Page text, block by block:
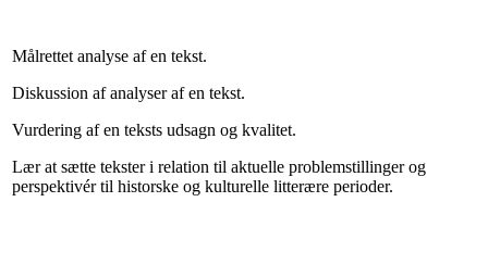
Målrettet analyse af en tekst.
Diskussion af analyser af en tekst.
Vurdering af en teksts udsagn og kvalitet.
Lær at sætte tekster i relation til aktuelle problemstillinger og
perspektivér til historske og kulturelle litterære perioder.